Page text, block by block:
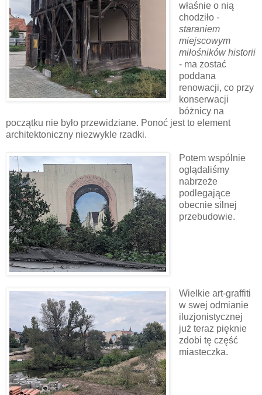
właśnie o nią
chodziło -
staraniem
miejscowym
miłośników historii
- ma zostać
poddana
renowacji, co przy
konserwacji
bóżnicy na
początku nie było przewidziane. Ponoć jest to element
architektoniczny niezwykle rzadki.
Potem wspólnie
oglądaliśmy
nabrzeże
podlegające
obecnie silnej
przebudowie.
Wielkie art-graffiti
w swej odmianie
iluzjonistycznej
już teraz pięknie
zdobi tę część
miasteczka.